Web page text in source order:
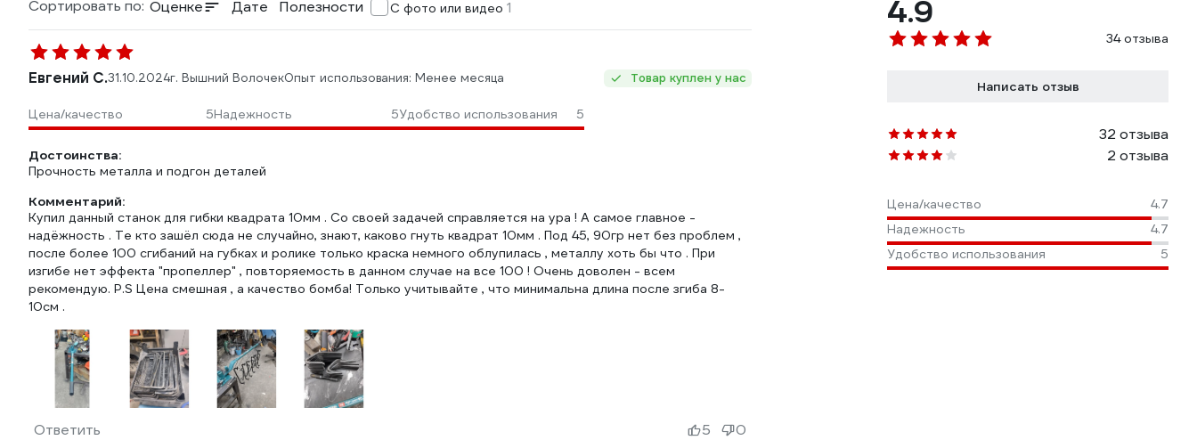
Сортировать по: Оценке Дате Полезности С фото или видео 1
Евгений С.31.10.2024г. Вышний ВолочекОпыт использования: Менее месяца Товар куплен у нас
Цена/качество 5Надежность 5Удобство использования 5
Достоинства:
Прочность металла и подгон деталей
Комментарий:
Купил данный станок для гибки квадрата 10мм . Со своей задачей справляется на ура ! А самое главное -
надёжность . Те кто зашёл сюда не случайно, знают, каково гнуть квадрат 10мм . Под 45, 90гр нет без проблем ,
после более 100 сгибаний на губках и ролике только краска немного облупилась , металлу хоть бы что . При
изгибе нет эффекта "пропеллер" , повторяемость в данном случае на все 100 ! Очень доволен - всем
рекомендую. P.S Цена смешная , а качество бомба! Только учитывайте , что минимальна длина после згиба 8-
10см .
Ответить 5 0
4.9
34 отзыва
Написать отзыв
32 отзыва
2 отзыва
Цена/качество
4.7
Надежность
4.7
Удобство использования
5